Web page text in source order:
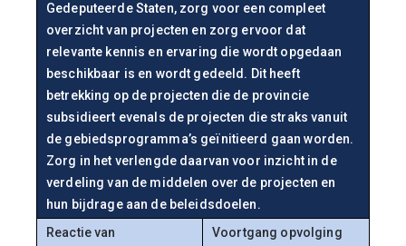
Gedeputeerde Staten, zorg voor een compleet
overzicht van projecten en zorg ervoor dat
relevante kennis en ervaring die wordt opgedaan
beschikbaar is en wordt gedeeld. Dit heeft
betrekking op de projecten die de provincie
subsidieert evenals de projecten die straks vanuit
de gebiedsprogramma’s geïnitieerd gaan worden.
Zorg in het verlengde daarvan voor inzicht in de
verdeling van de middelen over de projecten en
hun bijdrage aan de beleidsdoelen.
Reactie van
Voortgang opvolging